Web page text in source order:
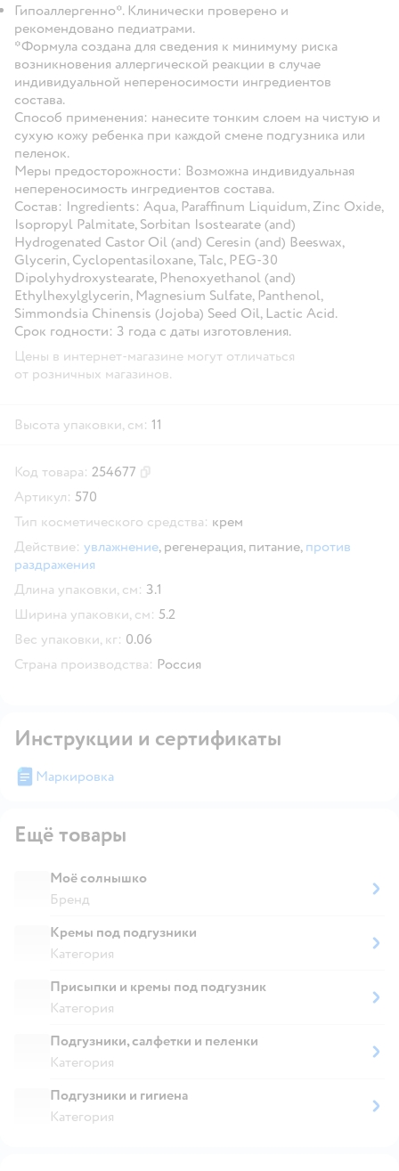
Гипоаллергенно*. Клинически проверено и
рекомендовано педиатрами.
*Формула создана для сведения к минимуму риска
возникновения аллергической реакции в случае
индивидуальной непереносимости ингредиентов
состава.
Способ применения: нанесите тонким слоем на чистую и
сухую кожу ребенка при каждой смене подгузника или
пеленок.
Меры предосторожности: Возможна индивидуальная
непереносимость ингредиентов состава.
Состав: Ingredients: Aqua, Paraffinum Liquidum, Zinc Oxide,
Isopropyl Palmitate, Sorbitan Isostearate (and)
Hydrogenated Castor Oil (and) Ceresin (and) Beeswax,
Glycerin, Сyclopentasiloxane, Talc, PEG-30
Dipolyhydroxystearate, Phenoxyethanol (and)
Ethylhexylglycerin, Magnesium Sulfate, Panthenol,
Simmondsia Chinensis (Jojoba) Seed Oil, Lactic Acid.
Срок годности: 3 года с даты изготовления.
Цены в интернет-магазине могут отличаться
от розничных магазинов.
Высота упаковки, см: 11
Код товара: 254677
Артикул: 570
Тип косметического средства: крем
Действие: увлажнение, регенерация, питание, против
раздражения
Длина упаковки, см: 3.1
Ширина упаковки, см: 5.2
Вес упаковки, кг: 0.06
Страна производства: Россия
Инструкции и сертификаты
Маркировка
Ещё товары
Моё солнышко
Бренд
Кремы под подгузники
Категория
Присыпки и кремы под подгузник
Категория
Подгузники, салфетки и пеленки
Категория
Подгузники и гигиена
Категория